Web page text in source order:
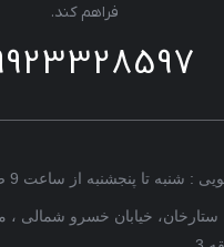
فراهم کند.
: شنبه تا پنجشنبه از ساعت 9 صبح تا 5 عصر
ستارخان، خیابان خسرو شمالی ،